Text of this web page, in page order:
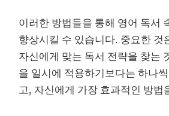
이러한 방법들을 통해 영어 독서
향상시킬 수 있습니다. 중요한 것
자신에게 맞는 독서 전략을 찾는
을 일시에 적용하기보다는 하나
고, 자신에게 가장 효과적인 방법